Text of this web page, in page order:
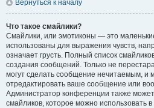
Вернуться к началу
Что такое смайлики?
Смайлики, или эмотиконы — это
использованы для выражения чувств,
означает грусть. Полный список
создания сообщений. Только не
могут сделать сообщение нечитаемым, и
отредактировать ваше сообщение или
Администратор конференции также может
смайликов, которое можно использовать